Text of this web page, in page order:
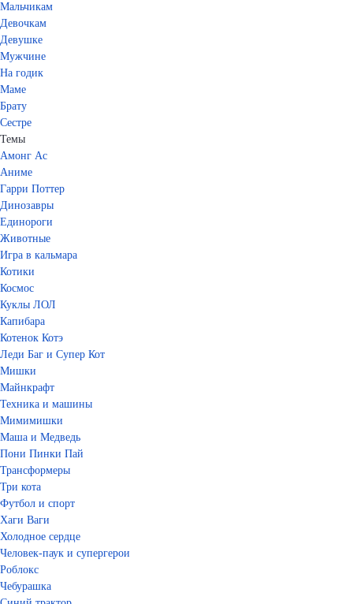
Мальчикам
Девочкам
Девушке
Мужчине
На годик
Маме
Брату
Сестре
Темы
Амонг Ас
Аниме
Гарри Поттер
Динозавры
Единороги
Животные
Игра в кальмара
Котики
Космос
Куклы ЛОЛ
Капибара
Котенок Котэ
Леди Баг и Супер Кот
Мишки
Майнкрафт
Техника и машины
Мимимишки
Маша и Медведь
Пони Пинки Пай
Трансформеры
Три кота
Футбол и спорт
Хаги Ваги
Холодное сердце
Человек-паук и супергерои
Роблокс
Чебурашка